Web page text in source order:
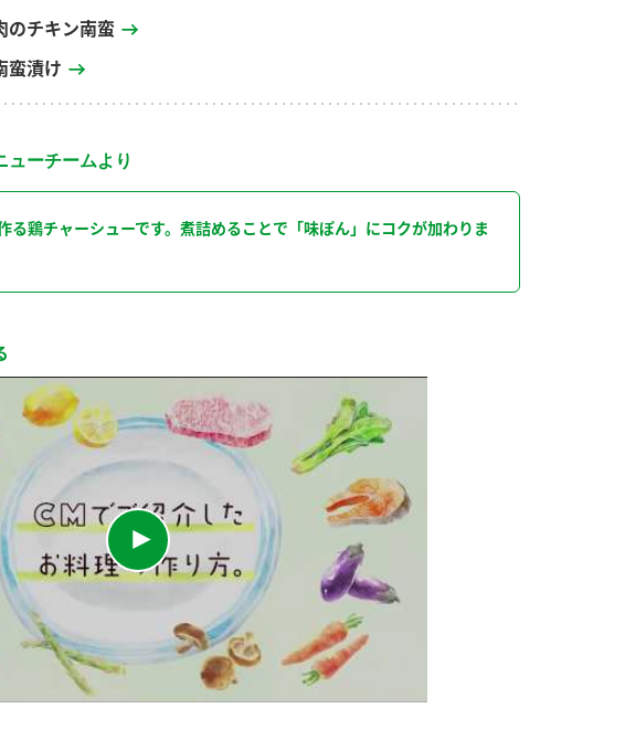
のチキン南蛮
蛮漬け
ューチームより
る鶏チャーシューです。煮詰めることで「味ぽん」にコクが加わりま